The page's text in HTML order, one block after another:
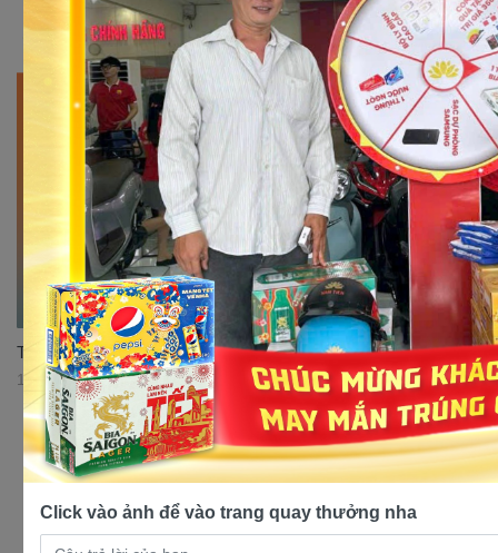
Top 3 mẫu xe Cub 50cc đáng mua nhất thị trường
17/07/2023 11:30:37
Click vào ảnh để vào trang quay thưởng nha